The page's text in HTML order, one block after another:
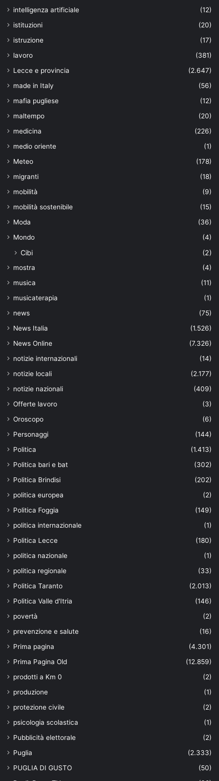
intelligenza artificiale
(12)
istituzioni
(20)
istruzione
(17)
lavoro
(381)
Lecce e provincia
(2.647)
made in Italy
(56)
mafia pugliese
(12)
maltempo
(20)
medicina
(226)
medio oriente
(1)
Meteo
(178)
migranti
(18)
mobilità
(9)
mobilità sostenibile
(15)
Moda
(36)
Mondo
(4)
Cibi (2)
mostra
(4)
musica
(11)
musicaterapia
(1)
news
(75)
News Italia
(1.526)
News Online
(7.326)
notizie internazionali
(14)
notizie locali
(2.177)
notizie nazionali
(409)
Offerte lavoro
(3)
Oroscopo
(6)
Personaggi
(144)
Politica
(1.413)
Politica bari e bat
(302)
Politica Brindisi
(202)
politica europea
(2)
Politica Foggia
(149)
politica internazionale
(1)
Politica Lecce
(180)
politica nazionale
(1)
politica regionale
(33)
Politica Taranto
(2.013)
Politica Valle d'Itria
(146)
povertà
(2)
prevenzione e salute
(16)
Prima pagina
(4.301)
Prima Pagina Old
(12.859)
prodotti a Km 0
(2)
produzione
(1)
protezione civile
(2)
psicologia scolastica
(1)
Pubblicità elettorale
(2)
Puglia
(2.333)
PUGLIA DI GUSTO
(50)